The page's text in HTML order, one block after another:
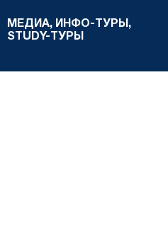
МЕДИА, ИНФО-ТУРЫ,
STUDY-ТУРЫ